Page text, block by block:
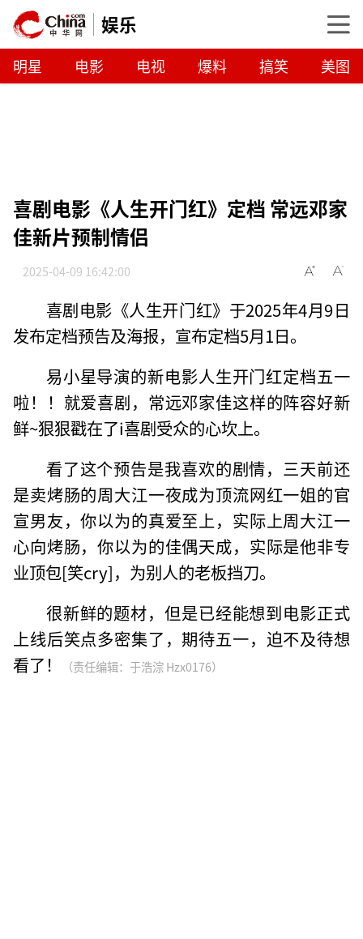
娱乐
明星 电影 电视 爆料 搞笑 美图
喜剧电影《人生开门红》定档 常远邓家
佳新片预制情侣
2025-04-09 16:42:00
喜剧电影《人生开门红》于2025年4月9日
发布定档预告及海报，宣布定档5月1日。
易小星导演的新电影人生开门红定档五一
啦！！就爱喜剧，常远邓家佳这样的阵容好新
鲜~狠狠戳在了i喜剧受众的心坎上。
看了这个预告是我喜欢的剧情，三天前还
是卖烤肠的周大江一夜成为顶流网红一姐的官
宣男友，你以为的真爱至上，实际上周大江一
心向烤肠，你以为的佳偶天成，实际是他非专
业顶包[笑cry]，为别人的老板挡刀。
很新鲜的题材，但是已经能想到电影正式
上线后笑点多密集了，期待五一，迫不及待想
看了！
（责任编辑：于浩淙 Hzx0176）